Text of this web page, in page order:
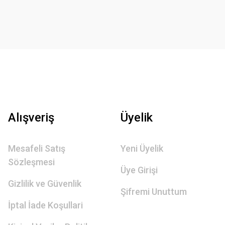
Alışveriş
Mesafeli Satış
Sözleşmesi
Gizlilik ve Güvenlik
İptal İade Koşullari
Üyelik
Yeni Üyelik
Üye Girişi
Şifremi Unuttum